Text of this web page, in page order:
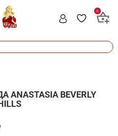
0
ANASTASIA BEVERLY